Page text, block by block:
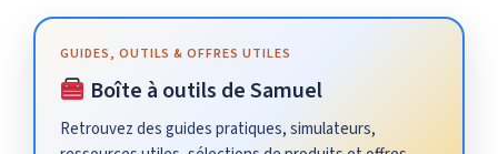
GUIDES, OUTILS & OFFRES UTILES
Boîte à outils de Samuel
Retrouvez des guides pratiques, simulateurs,